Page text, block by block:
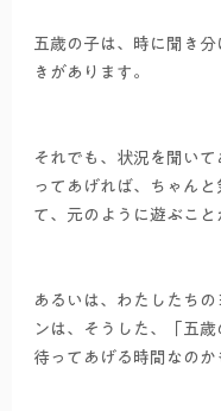
五歳の子は、時に聞き分
きがあります。
それでも、状況を聞い
ってあげれば、ちゃんと
て、元のように遊ぶこと
あるいは、わたしたちの
ンは、そうした、「五
待ってあげる時間なのか